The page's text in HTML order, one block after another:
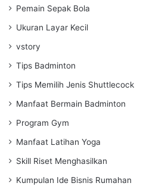
Pemain Sepak Bola
Ukuran Layar Kecil
vstory
Tips Badminton
Tips Memilih Jenis Shuttlecock
Manfaat Bermain Badminton
Program Gym
Manfaat Latihan Yoga
Skill Riset Menghasilkan
Kumpulan Ide Bisnis Rumahan